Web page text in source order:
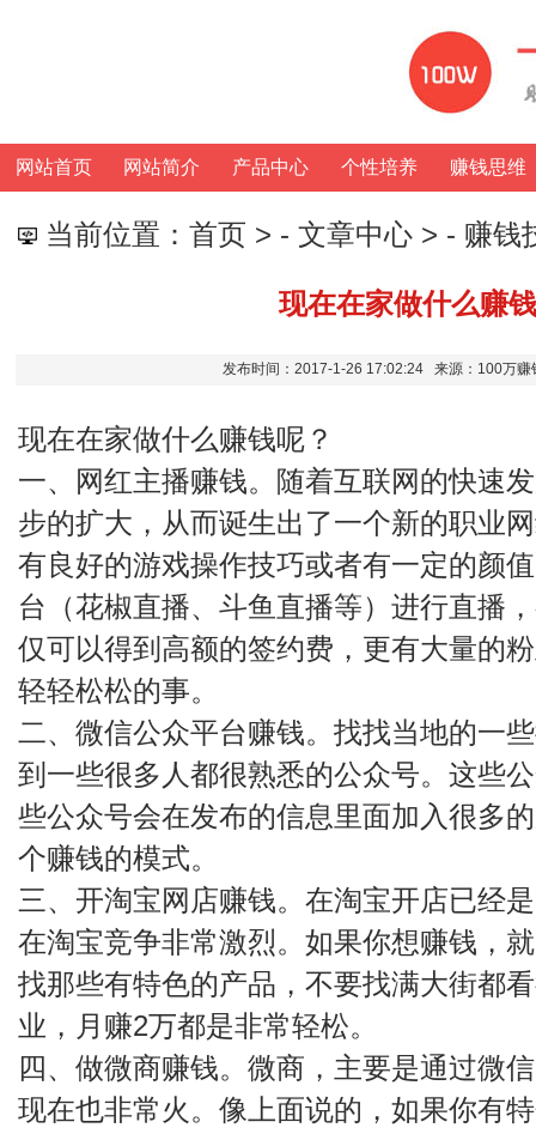
网站首页 网站简介 产品中心 个性培养 赚钱思维
当前位置： 首页 > - 文章中心 > - 赚钱
现在在家做什么赚
发布时间：2017-1-26 17:02:24 来源：100万
现在在家做什么赚钱呢？
一、网红主播赚钱。随着互联网的快速
步的扩大，从而诞生出了一个新的职业
有良好的游戏操作技巧或者有一定的颜
台（花椒直播、斗鱼直播等）进行直播
仅可以得到高额的签约费，更有大量的
轻轻松松的事。
二、微信公众平台赚钱。找找当地的一
到一些很多人都很熟悉的公众号。这些
些公众号会在发布的信息里面加入很多
个赚钱的模式。
三、开淘宝网店赚钱。在淘宝开店已经
在淘宝竞争非常激烈。如果你想赚钱，
找那些有特色的产品，不要找满大街都
业，月赚2万都是非常轻松。
四、做微商赚钱。微商，主要是通过微
现在也非常火。像上面说的，如果你有